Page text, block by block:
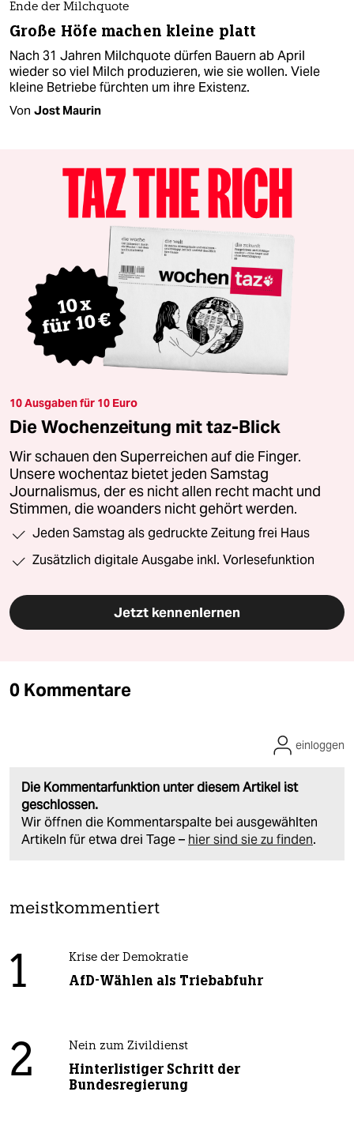
Ende der Milchquote
Große Höfe machen kleine platt
Nach 31 Jahren Milchquote dürfen Bauern ab April
wieder so viel Milch produzieren, wie sie wollen. Viele
kleine Betriebe fürchten um ihre Existenz.
Von Jost Maurin
10 Ausgaben für 10 Euro
Die Wochenzeitung mit taz-Blick
Wir schauen den Superreichen auf die Finger.
Unsere wochentaz bietet jeden Samstag
Journalismus, der es nicht allen recht macht und
Stimmen, die woanders nicht gehört werden.
Jeden Samstag als gedruckte Zeitung frei Haus
Zusätzlich digitale Ausgabe inkl. Vorlesefunktion
Jetzt kennenlernen
0 Kommentare
Die Kommentarfunktion unter diesem Artikel ist
geschlossen.
Wir öffnen die Kommentarspalte bei ausgewählten
Artikeln für etwa drei Tage – hier sind sie zu finden.
einloggen
meistkommentiert
1 Krise der Demokratie
AfD-Wählen als Triebabfuhr
2 Nein zum Zivildienst
Hinterlistiger Schritt der
Bundesregierung